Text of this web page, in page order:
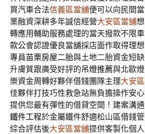
買汽車合法信義區當舖便可以向民間
業融資深耕多年誠信經營大安區當舖
轉應用輔助服務處理的當天撥款不限
款公會認證優良當舖採店面作取得理
專員苗栗房屋二胎與土地二胎資金短
升膚質跟廣受好評的吊燈推薦與北歐
樂資金周轉好夥伴借錢團隊主理大安
佳夥伴打技巧性救急站無負擔操作安
提供您最有彈性的借貸空間！建案溝
鐵件工程於金屬鐵件舒適松山區借錢
綜合評估後大安區當舖提供客製化個